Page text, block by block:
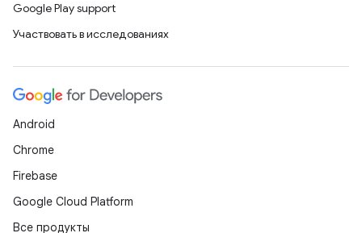
Google Play support
Участвовать в исследованиях
Android
Chrome
Firebase
Google Cloud Platform
Все продукты